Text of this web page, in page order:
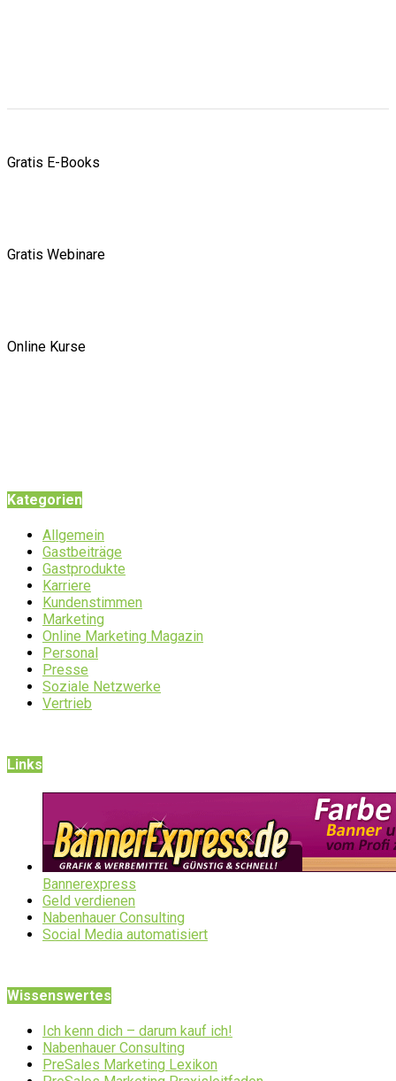
Gratis E-Books
Gratis Webinare
Online Kurse
Kategorien
Allgemein
Gastbeiträge
Gastprodukte
Karriere
Kundenstimmen
Marketing
Online Marketing Magazin
Personal
Presse
Soziale Netzwerke
Vertrieb
Links
Bannerexpress
Geld verdienen
Nabenhauer Consulting
Social Media automatisiert
Wissenswertes
Ich kenn dich – darum kauf ich!
Nabenhauer Consulting
PreSales Marketing Lexikon